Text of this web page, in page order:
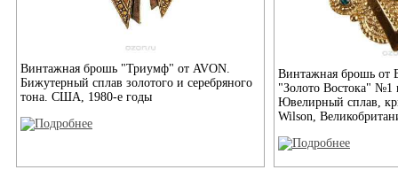
Винтажная брошь "Триумф" от AVON.
Бижутерный сплав золотого и серебряного
тона. США, 1980-е годы
Винтажная брошь от
"Золото Востока" №1
Ювелирный сплав,
Wilson,